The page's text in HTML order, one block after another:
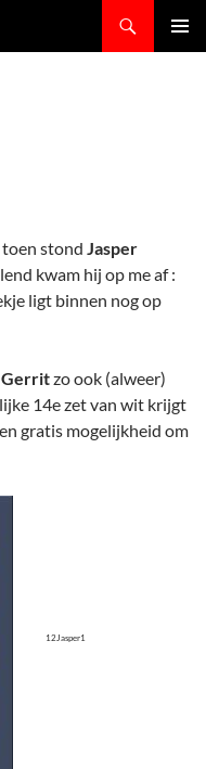
toen stond Jasper
kwam hij op me af :
ligt binnen nog op
Gerritzo ook (alweer)
14e zet van wit krijgt
gratis mogelijkheid om
12Jasper1